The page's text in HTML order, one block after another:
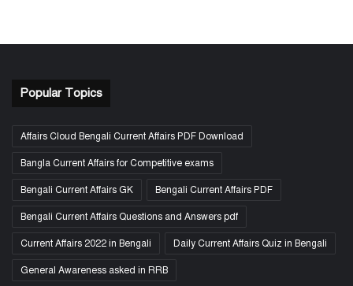
Popular Topics
Affairs Cloud Bengali Current Affairs PDF Download
Bangla Current Affairs for Competitive exams
Bengali Current Affairs GK Bengali Current Affairs PDF
Bengali Current Affairs Questions and Answers pdf
Current Affairs 2022 in Bengali Daily Current Affairs Quiz in Bengali
General Awareness asked in RRB